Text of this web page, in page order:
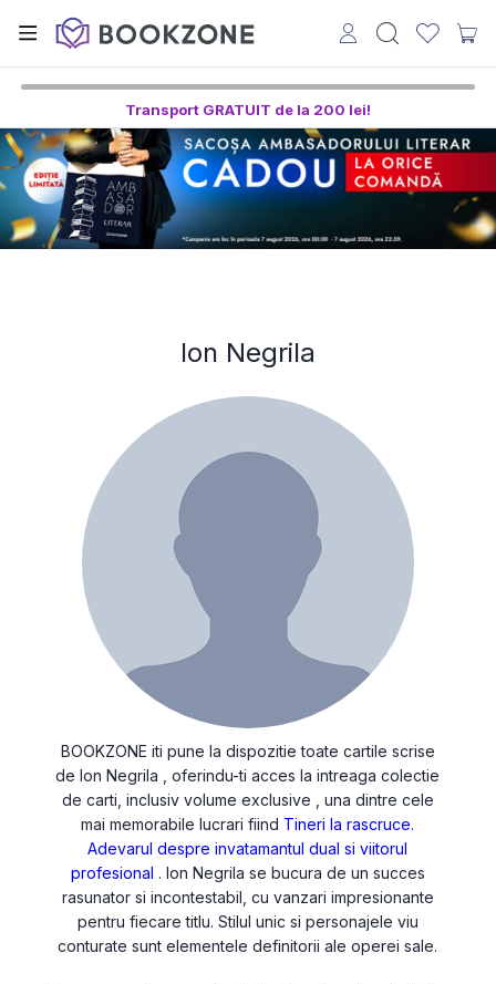
Transport GRATUIT de la 200 lei!
Ion Negrila
BOOKZONE iti pune la dispozitie toate cartile scrise
de Ion Negrila , oferindu-ti acces la intreaga colectie
de carti, inclusiv volume exclusive , una dintre cele
mai memorabile lucrari fiind Tineri la rascruce.
Adevarul despre invatamantul dual si viitorul
profesional . Ion Negrila se bucura de un succes
rasunator si incontestabil, cu vanzari impresionante
pentru fiecare titlu. Stilul unic si personajele viu
conturate sunt elementele definitorii ale operei sale.